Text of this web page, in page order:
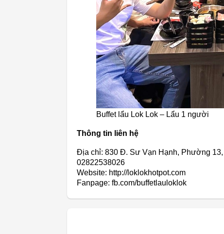
Buffet lẩu Lok Lok – Lẩu 1 người
Thông tin liên hệ
Địa chỉ: 830 Đ. Sư Vạn Hạnh, Phường
02822538026
Website: http://loklokhotpot.com
Fanpage: fb.com/buffetlauloklok